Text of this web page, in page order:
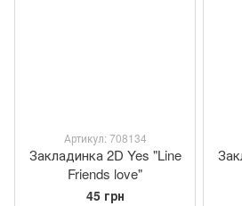
Артикул: 708134
Закладинка 2D Yes "Line
Friends love"
45 грн